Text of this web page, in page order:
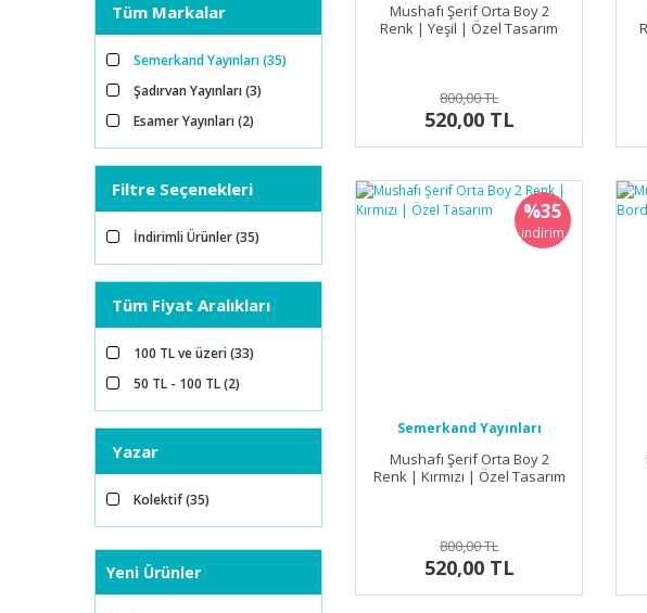
Tüm Markalar
Semerkand Yayınları (35)
Şadırvan Yayınları (3)
Esamer Yayınları (2)
Filtre Seçenekleri
İndirimli Ürünler (35)
Tüm Fiyat Aralıkları
100 TL ve üzeri (33)
50 TL - 100 TL (2)
Yazar
Kolektif (35)
Yeni Ürünler
Mushafı Şerif Orta Boy 2
Renk | Yeşil | Özel Tasarım
800,00 TL
520,00 TL
%35
indirim
Semerkand Yayınları
Mushafı Şerif Orta Boy 2
Renk | Kırmızı | Özel Tasarım
800,00 TL
520,00 TL